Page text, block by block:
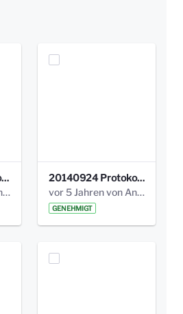
20141209 Protokoll Park am Gesundheitsamt 04.pdf
vor 5 Jahren von Anni Schlumberger
20140924 Protokoll Park am Gesundheitsamt 03.pdf
vor 5 Jahren von Anni Schlumberger
GENEHMIGT